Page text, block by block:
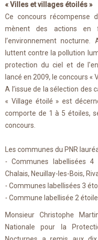
« Villes et villages étoilés »
Ce concours récompense
mènent des actions en
l’environnement
luttent contre la pollution
protection du ciel et de
lancé en 2009, le concours «
A l’issue de la sélection des
« Village étoilé » est
comporte de 1 à 5 étoiles,
concours.
Les communes du PNR
- Communes labellisées 4
Chalais, Neuillay-les-Bois,
- Communes labellisées 3
- Commune labellisée 2
Monsieur Christophe
Nationale pour la